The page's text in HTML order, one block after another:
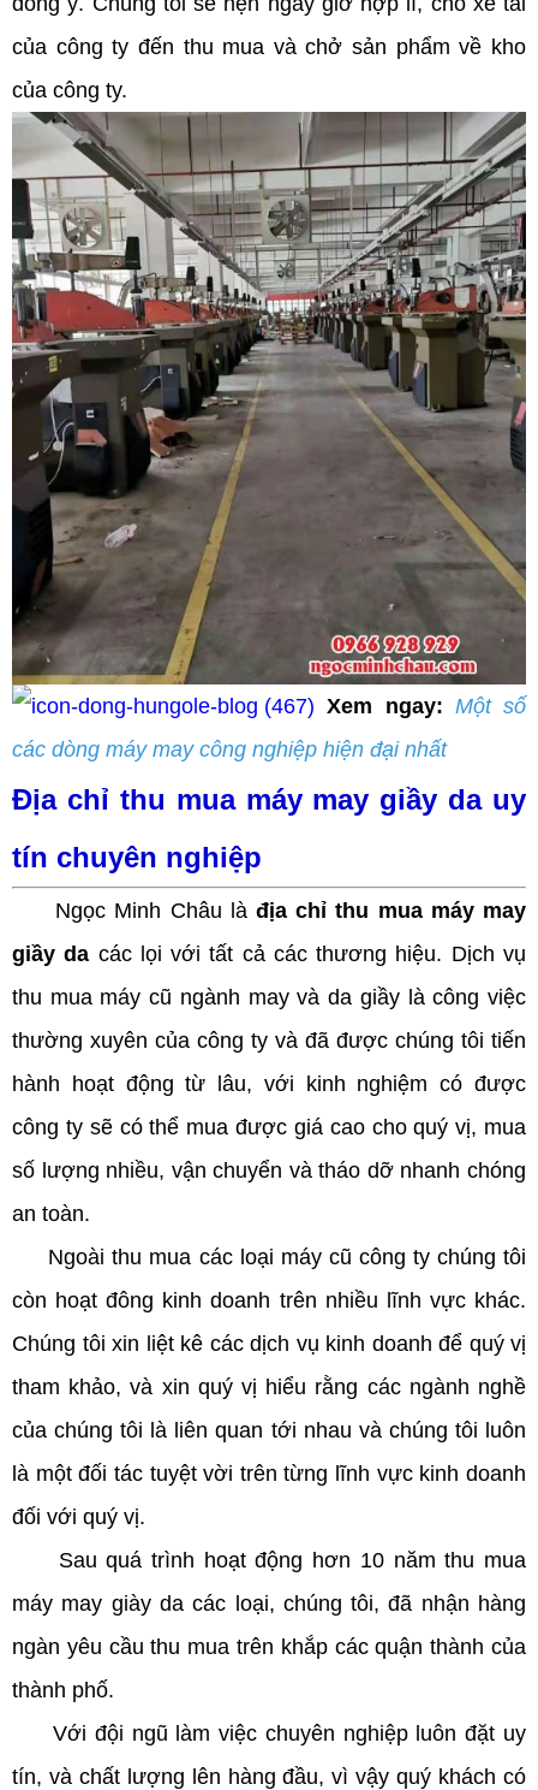
của công ty đến thu mua và chở sản phẩm về kho
của công ty.
Xem ngay: Một số
các dòng máy may công nghiệp hiện đại nhất
Địa chỉ thu mua máy may giầy da uy
tín chuyên nghiệp
Ngọc Minh Châu là địa chỉ thu mua máy may
giầy da các lọi với tất cả các thương hiệu. Dịch vụ
thu mua máy cũ ngành may và da giầy là công việc
thường xuyên của công ty và đã được chúng tôi tiến
hành hoạt động từ lâu, với kinh nghiệm có được
công ty sẽ có thể mua được giá cao cho quý vị, mua
số lượng nhiều, vận chuyển và tháo dỡ nhanh chóng
an toàn.
Ngoài thu mua các loại máy cũ công ty chúng tôi
còn hoạt đông kinh doanh trên nhiều lĩnh vực khác.
Chúng tôi xin liệt kê các dịch vụ kinh doanh để quý vị
tham khảo, và xin quý vị hiểu rằng các ngành nghề
của chúng tôi là liên quan tới nhau và chúng tôi luôn
là một đối tác tuyệt vời trên từng lĩnh vực kinh doanh
đối với quý vị.
Sau quá trình hoạt động hơn 10 năm thu mua
máy may giày da các loại, chúng tôi, đã nhận hàng
ngàn yêu cầu thu mua trên khắp các quận thành của
thành phố.
Với đội ngũ làm việc chuyên nghiệp luôn đặt uy
tín, và chất lượng lên hàng đầu, vì vậy quý khách có